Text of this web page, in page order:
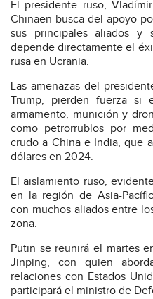
El presidente ruso,
Chinaen busca del apoyo
sus principales aliados y
depende directamente el
rusa en Ucrania.
Las amenazas del
Trump, pierden fuerza si
armamento, munición y
como petrorrublos por
crudo a China e India, que
dólares en 2024.
El aislamiento ruso,
en la región de Asia-
con muchos aliados entre
zona.
Putin se reunirá el martes
Jinping, con quien
relaciones con Estados
participará el ministro de